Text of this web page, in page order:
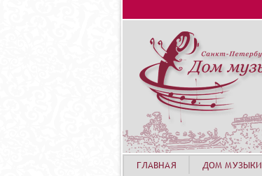
КОНЦЕРТ ЛЕТНЕЙ АКАДЕМИИ. РОЗА ХУТОР
ГЛАВНАЯ ДОМ МУЗЫКИ